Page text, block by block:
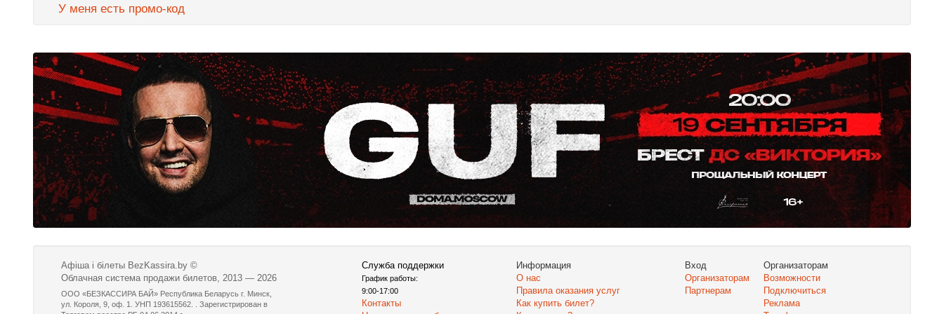
У меня есть промо-код
Афіша і білеты BezKassira.by ©
Облачная система продажи билетов, 2013 — 2026
ООО «БЕЗКАССИРА БАЙ» Республика Беларусь г. Минск,
ул. Короля, 9, оф. 1. УНП 193615562. . Зарегистрирован в
Служба поддержки
График работы:
9:00-17:00
Контакты
Информация
О нас
Правила оказания услуг
Как купить билет?
Вход
Организаторам
Партнерам
Организаторам
Возможности
Подключиться
Реклама